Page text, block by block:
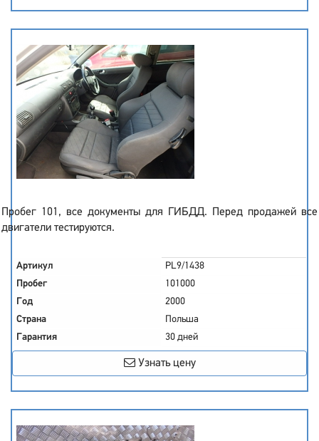
Пробег 101, все документы для ГИБДД. Перед продажей все
двигатели тестируются.
Артикул
PL9/1438
Пробег
101000
Год
2000
Страна
Польша
Гарантия
30 дней
Узнать цену